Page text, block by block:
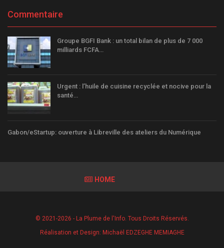
Commentaire
Groupe BGFI Bank : un total bilan de plus de 7 000
milliards FCFA…
Urgent : l’huile de cuisine recyclée et nocive pour la
santé…
Gabon/eStartup: ouverture à Libreville des ateliers du Numérique
HOME
© 2021-2026 - La Plume de l'Info. Tous Droits Réservés.
Réalisation et Design: Michaël EDZEGHE MEMIAGHE